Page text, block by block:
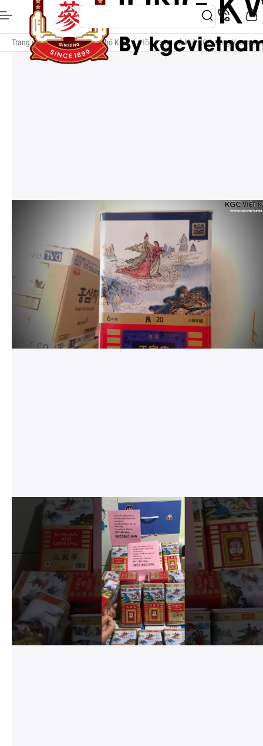
Trang chủ / Hồng Sâm Củ Khô KGC / Hồng sâm củ khô KGC Jung Kwan